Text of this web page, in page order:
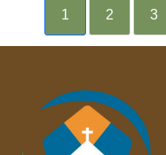
1 2 3